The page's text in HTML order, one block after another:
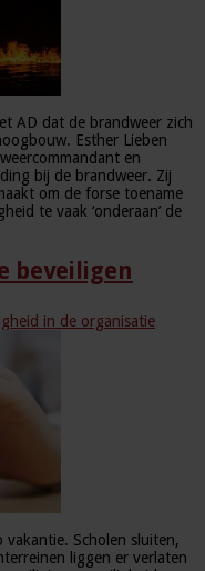
AD dat de brandweer zich
Esther Lieben
en
bij de brandweer. Zij
om de forse toename
te vaak ‘onderaan’ de
beveiligen
in de organisatie
vakantie. Scholen sluiten,
liggen er verlaten